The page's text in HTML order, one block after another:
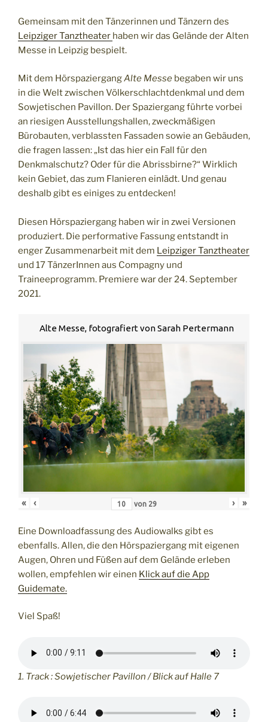
Gemeinsam mit den Tänzerinnen und Tänzern des
Leipziger Tanztheater haben wir das Gelände der Alten
Messe in Leipzig bespielt.
Mit dem HörspaziergangAlte Messe begaben wir uns
in die Welt zwischen Völkerschlachtdenkmal und dem
Sowjetischen Pavillon. Der Spaziergang führte vorbei
an riesigen Ausstellungshallen, zweckmäßigen
Bürobauten, verblassten Fassaden sowie an Gebäuden,
die fragen lassen: „Ist das hier ein Fall für den
Denkmalschutz? Oder für die Abrissbirne?“ Wirklich
kein Gebiet, das zum Flanieren einlädt. Und genau
deshalb gibt es einiges zu entdecken!
Diesen Hörspaziergang haben wir in zwei Versionen
produziert. Die performative Fassung entstandt in
enger Zusammenarbeit mit dem Leipziger Tanztheater
und 17 TänzerInnen aus Compagny und
Traineeprogramm. Premiere war der 24. September
2021.
Alte Messe, fotografiert von Sarah Pertermann
« ‹ von 29 › »
Eine Downloadfassung des Audiowalks gibt es
ebenfalls. Allen, die den Hörspaziergang mit eigenen
Augen, Ohren und Füßen auf dem Gelände erleben
wollen, empfehlen wir einen Klick auf die App
Guidemate.
Viel Spaß!
1. Track : Sowjetischer Pavillon / Blick auf Halle 7